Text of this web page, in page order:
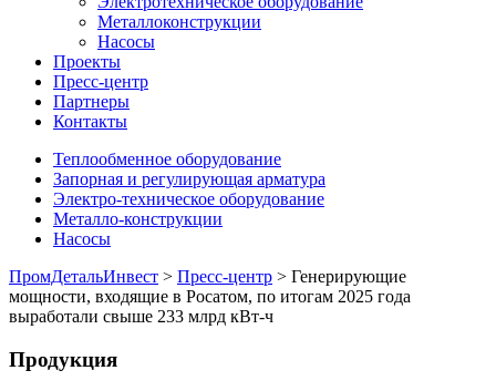
Металлоконструкции
Насосы
Проекты
Пресс-центр
Партнеры
Контакты
Теплообменное оборудование
Запорная и регулирующая арматура
Электро-техническое оборудование
Металло-конструкции
Насосы
ПромДетальИнвест > Пресс-центр > Генерирующие
мощности, входящие в Росатом, по итогам 2025 года
выработали свыше 233 млрд кВт-ч
Продукция